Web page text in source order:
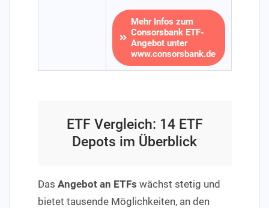
Mehr Infos zum
Consorsbank ETF-
Angebot unter
www.consorsbank.de
ETF Vergleich: 14 ETF
Depots im Überblick
Das Angebot an ETFs wächst stetig und
bietet tausende Möglichkeiten, an den